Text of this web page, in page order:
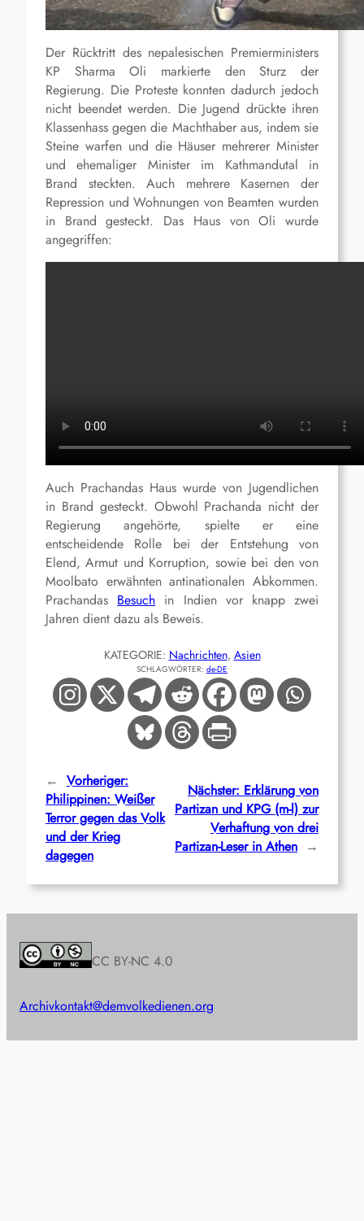
Der Rücktritt des nepalesischen Premierministers
KP Sharma Oli markierte den Sturz der
Regierung. Die Proteste konnten dadurch jedoch
nicht beendet werden. Die Jugend drückte ihren
Klassenhass gegen die Machthaber aus, indem sie
Steine warfen und die Häuser mehrerer Minister
und ehemaliger Minister im Kathmandutal in
Brand steckten. Auch mehrere Kasernen der
Repression und Wohnungen von Beamten wurden
in Brand gesteckt. Das Haus von Oli wurde
angegriffen:
Auch Prachandas Haus wurde von Jugendlichen
in Brand gesteckt. Obwohl Prachanda nicht der
Regierung angehörte, spielte er eine
entscheidende Rolle bei der Entstehung von
Elend, Armut und Korruption, sowie bei den von
Moolbato erwähnten antinationalen Abkommen.
Prachandas Besuch in Indien vor knapp zwei
Jahren dient dazu als Beweis.
KATEGORIE: Nachrichten, Asien
SCHLAGWÖRTER: de-DE
← Vorheriger:
Philippinen: Weißer
Terror gegen das Volk
und der Krieg
dagegen
Nächster: Erklärung von
Partizan und KPG (m-l) zur
Verhaftung von drei
Partizan-Leser in Athen →
CC BY-NC 4.0
Archivkontakt@demvolkedienen.org